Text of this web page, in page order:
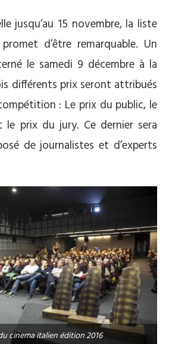
jusqu’au 15 novembre, la liste
d’être remarquable. Un
le samedi 9 décembre à la
différents prix seront attribués
: Le prix du public, le
le prix du jury. Ce dernier sera
de journalistes et d’experts
cinema italien édition 2016